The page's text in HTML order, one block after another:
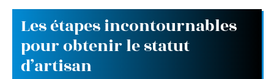
Les étapes incontournables
pour obtenir le statut
d’artisan